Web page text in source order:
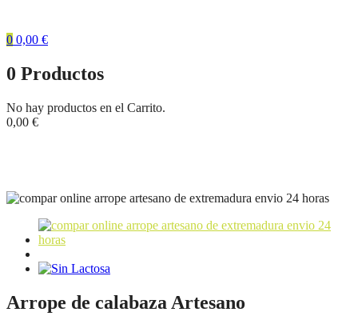
0 0,00 €
0 Productos
No hay productos en el Carrito.
0,00 €
Arrope de calabaza Artesano